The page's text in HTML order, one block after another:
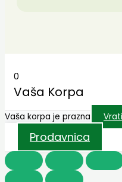
0
Vaša Korpa
Vaša korpa je prazna
Prodavnica